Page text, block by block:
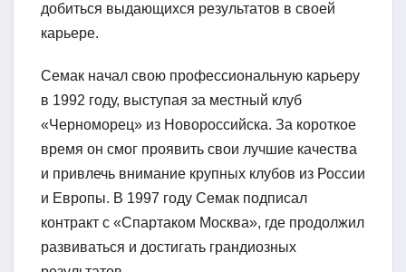
добиться выдающихся результатов в своей
карьере.
Семак начал свою профессиональную карьеру
в 1992 году, выступая за местный клуб
«Черноморец» из Новороссийска. За короткое
время он смог проявить свои лучшие качества
и привлечь внимание крупных клубов из России
и Европы. В 1997 году Семак подписал
контракт с «Спартаком Москва», где продолжил
развиваться и достигать грандиозных